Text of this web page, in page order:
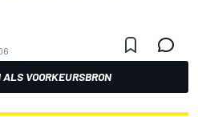
ALS VOORKEURSBRON